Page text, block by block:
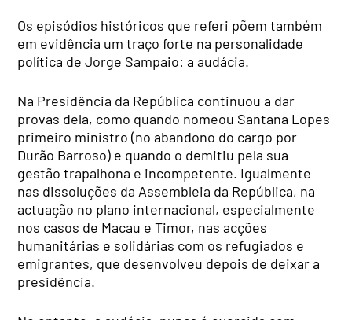
Os episódios históricos que referi põem também
em evidência um traço forte na personalidade
política de Jorge Sampaio: a audácia.
Na Presidência da República continuou a dar
provas dela, como quando nomeou Santana Lopes
primeiro ministro (no abandono do cargo por
Durão Barroso) e quando o demitiu pela sua
gestão trapalhona e incompetente. Igualmente
nas dissoluções da Assembleia da República, na
actuação no plano internacional, especialmente
nos casos de Macau e Timor, nas acções
humanitárias e solidárias com os refugiados e
emigrantes, que desenvolveu depois de deixar a
presidência.